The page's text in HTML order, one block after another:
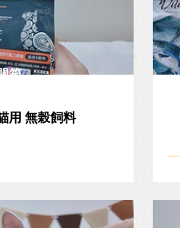
箱
用 無榖飼料